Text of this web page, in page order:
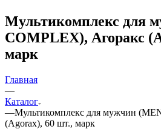
Мультикомплекс для
COMPLEX), Агоракс
марк
Главная
—
Каталог
—Мультикомплекс для мужчин
(Agorax), 60 шт., марк